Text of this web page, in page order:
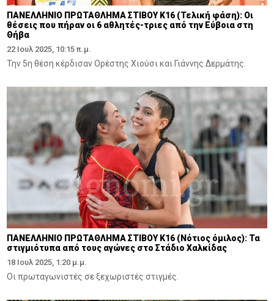
ΠΑΝΕΛΛΗΝΙΟ ΠΡΩΤΑΘΛΗΜΑ ΣΤΙΒΟΥ Κ16 (Τελική φάση): Οι
θέσεις που πήραν οι 6 αθλητές-τριες από την Εύβοια στη
Θήβα
22 Ιουλ 2025, 10:15 π.μ.
Την 5η θέση κέρδισαν Ορέστης Χιούσι και Γιάννης Δερμάτης.
ΠΑΝΕΛΛΗΝΙΟ ΠΡΩΤΑΘΛΗΜΑ ΣΤΙΒΟΥ Κ16 (Νότιος όμιλος): Τα
στιγμιότυπα από τους αγώνες στο Στάδιο Χαλκίδας
18 Ιουλ 2025, 1:20 μ.μ.
Οι πρωταγωνιστές σε ξεχωριστές στιγμές.